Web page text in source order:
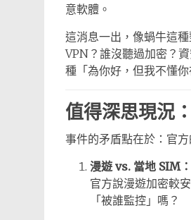
意軟體。
這消息一出，像蝸牛這
VPN？誰沒聽過加密？
種「為你好，但我不懂
值得深思現況：
事件的矛盾點在於：官
漫遊 vs. 當地 SIM：
官方說漫遊加密較
「被誰監控」嗎？